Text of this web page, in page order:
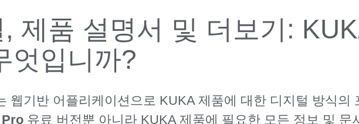
제품 설명서 및 더보기:
엇입니까?
웹기반 어플리케이션으로 KUKA 제품에 대한 디지털 방식의
유료 버전뿐 아니라 KUKA 제품에 필요한 모든 정보 및 문